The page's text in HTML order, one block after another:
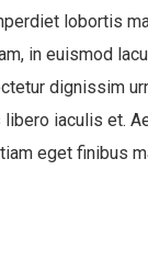
lobortis
in euismod
dignissim
iaculis et.
eget finibus